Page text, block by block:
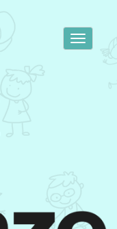
Toggle